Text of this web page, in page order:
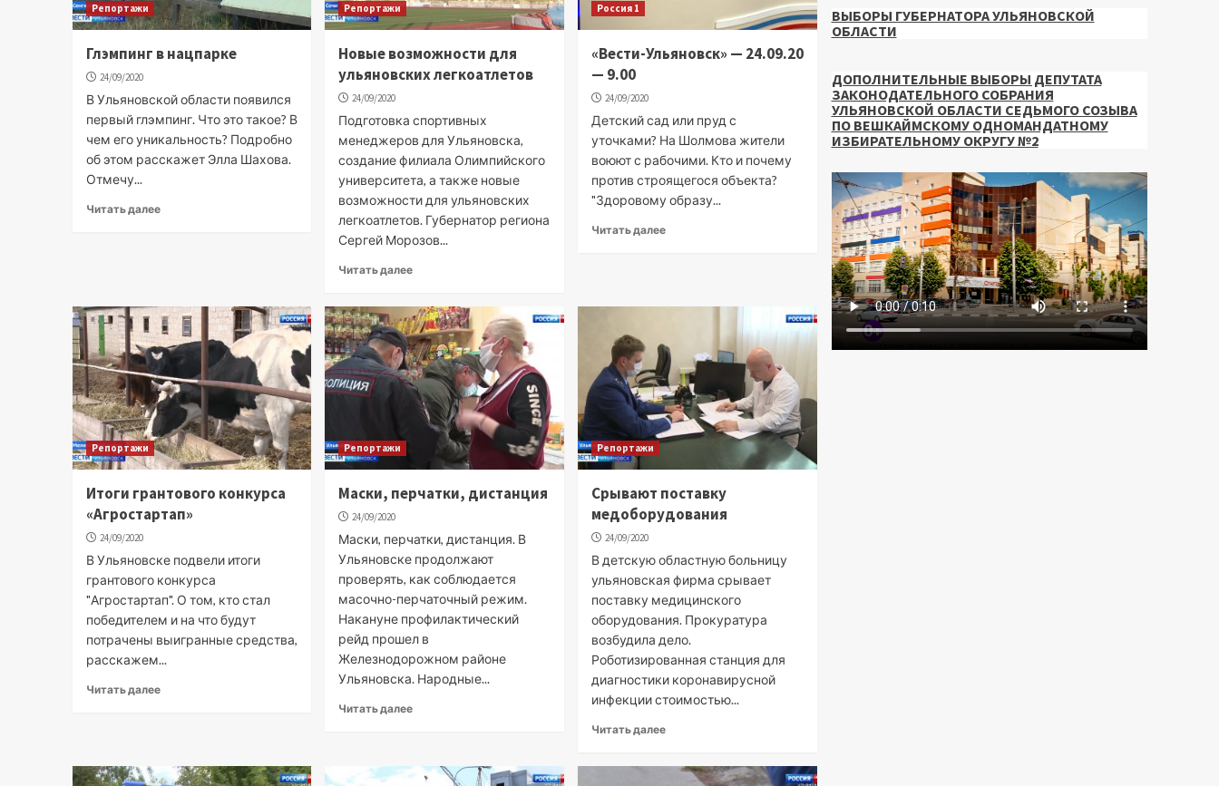
Репортажи
Глэмпинг в нацпарке
24/09/2020
В Ульяновской области появился
первый глэмпинг. Что это такое? В
чем его уникальность? Подробно
об этом расскажет Элла Шахова.
Отмечу...
Читать далее
Репортажи
Новые возможности для
ульяновских легкоатлетов
24/09/2020
Подготовка спортивных
менеджеров для Ульяновска,
создание филиала Олимпийского
университета, а также новые
возможности для ульяновских
легкоатлетов. Губернатор региона
Сергей Морозов...
Читать далее
Россия 1
«Вести-Ульяновск» — 24.09.20
— 9.00
24/09/2020
Детский сад или пруд с
уточками? На Шолмова жители
воюют с рабочими. Кто и почему
против строящегося объекта?
"Здоровому образу...
Читать далее
Репортажи
Итоги грантового конкурса
«Агростартап»
24/09/2020
В Ульяновске подвели итоги
грантового конкурса
"Агростартап". О том, кто стал
победителем и на что будут
потрачены выигранные средства,
расскажем...
Читать далее
Репортажи
Маски, перчатки, дистанция
24/09/2020
Маски, перчатки, дистанция. В
Ульяновске продолжают
проверять, как соблюдается
масочно-перчаточный режим.
Накануне профилактический
рейд прошел в
Железнодорожном районе
Ульяновска. Народные...
Читать далее
Репортажи
Срывают поставку
медоборудования
24/09/2020
В детскую областную больницу
ульяновская фирма срывает
поставку медицинского
оборудования. Прокуратура
возбудила дело.
Роботизированная станция для
диагностики коронавирусной
инфекции стоимостью...
Читать далее
ВЫБОРЫ ГУБЕРНАТОРА УЛЬЯНОВСКОЙ
ОБЛАСТИ
ДОПОЛНИТЕЛЬНЫЕ ВЫБОРЫ ДЕПУТАТА
ЗАКОНОДАТЕЛЬНОГО СОБРАНИЯ
УЛЬЯНОВСКОЙ ОБЛАСТИ СЕДЬМОГО СОЗЫВА
ПО ВЕШКАЙМСКОМУ ОДНОМАНДАТНОМУ
ИЗБИРАТЕЛЬНОМУ ОКРУГУ №2